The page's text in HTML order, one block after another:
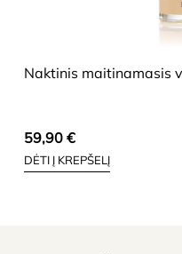
Naktinis maitinamasis
59,90 €
DĖTI Į KREPŠELĮ